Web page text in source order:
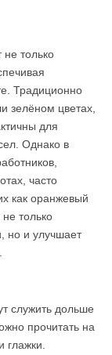
не только
Традиционно
зелёном цветах,
для
Однако в
часто
как оранжевый
только
но и улучшает
служить дольше
прочитать на
глажки.